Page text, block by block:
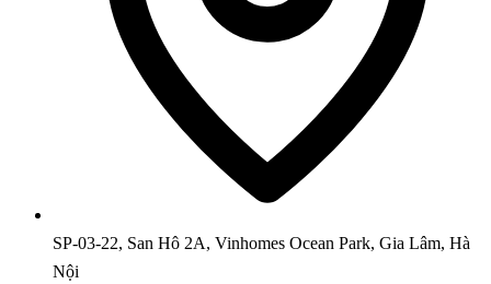
SP-03-22, San Hô 2A, Vinhomes Ocean Park, Gia Lâm, Hà
Nội